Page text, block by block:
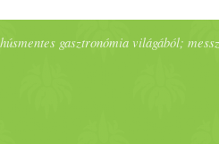
gasztronómia világából;